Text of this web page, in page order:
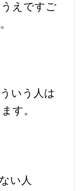
えですご
いう人は
す。
い人